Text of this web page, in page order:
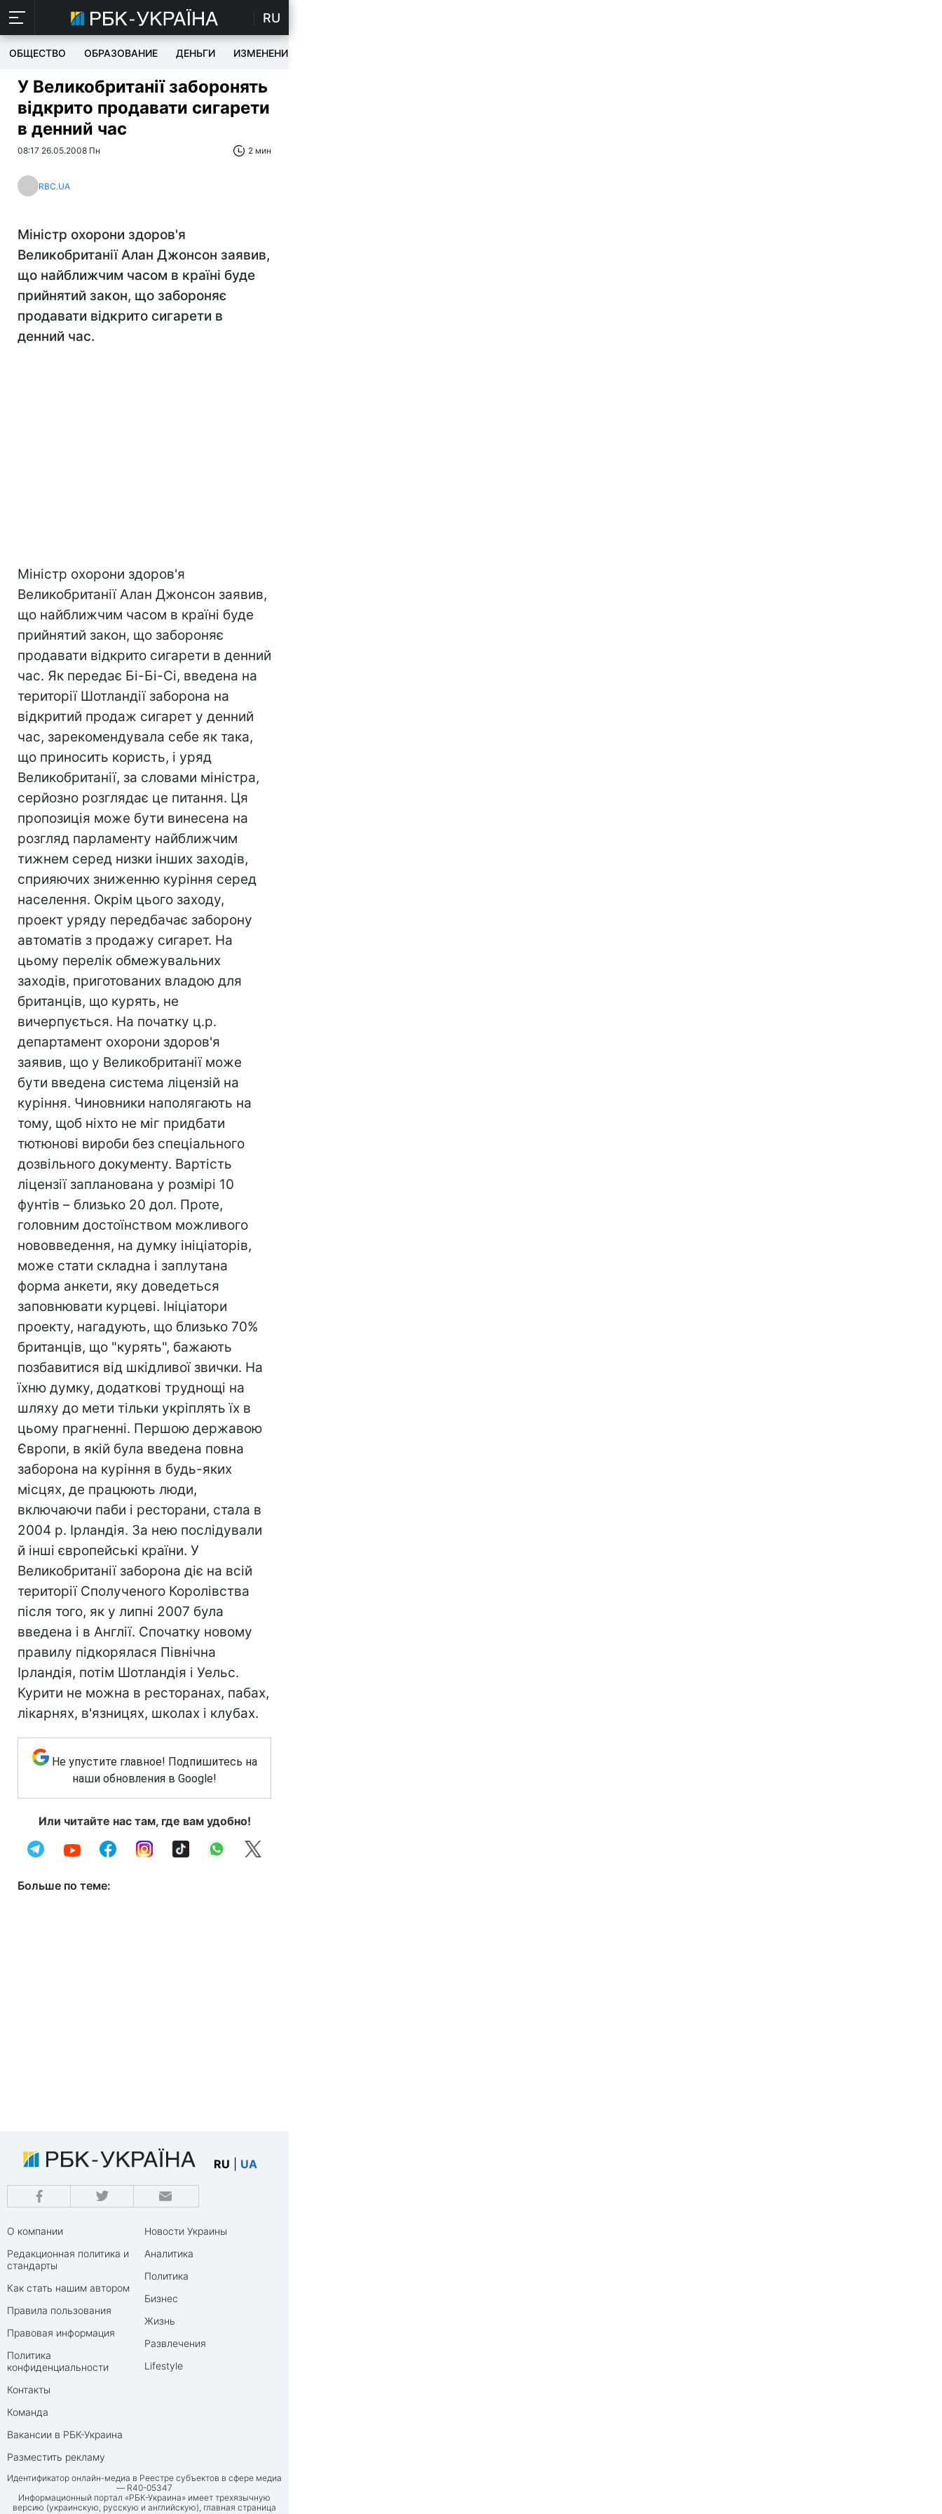
RU
ОБЩЕСТВО ОБРАЗОВАНИЕ ДЕНЬГИ ИЗМЕНЕНИЯ
У Великобританії заборонять
відкрито продавати сигарети
в денний час
08:17 26.05.2008 Пн 2 мин
RBC.UA
Міністр охорони здоров'я
Великобританії Алан Джонсон заявив,
що найближчим часом в країні буде
прийнятий закон, що забороняє
продавати відкрито сигарети в
денний час.
Міністр охорони здоров'я
Великобританії Алан Джонсон заявив,
що найближчим часом в країні буде
прийнятий закон, що забороняє
продавати відкрито сигарети в денний
час. Як передає Бі-Бі-Сі, введена на
території Шотландії заборона на
відкритий продаж сигарет у денний
час, зарекомендувала себе як така,
що приносить користь, і уряд
Великобританії, за словами міністра,
серйозно розглядає це питання. Ця
пропозиція може бути винесена на
розгляд парламенту найближчим
тижнем серед низки інших заходів,
сприяючих зниженню куріння серед
населення. Окрім цього заходу,
проект уряду передбачає заборону
автоматів з продажу сигарет. На
цьому перелік обмежувальних
заходів, приготованих владою для
британців, що курять, не
вичерпується. На початку ц.р.
департамент охорони здоров'я
заявив, що у Великобританії може
бути введена система ліцензій на
куріння. Чиновники наполягають на
тому, щоб ніхто не міг придбати
тютюнові вироби без спеціального
дозвільного документу. Вартість
ліцензії запланована у розмірі 10
фунтів – близько 20 дол. Проте,
головним достоїнством можливого
нововведення, на думку ініціаторів,
може стати складна і заплутана
форма анкети, яку доведеться
заповнювати курцеві. Ініціатори
проекту, нагадують, що близько 70%
британців, що "курять", бажають
позбавитися від шкідливої звички. На
їхню думку, додаткові труднощі на
шляху до мети тільки укріплять їх в
цьому прагненні. Першою державою
Європи, в якій була введена повна
заборона на куріння в будь-яких
місцях, де працюють люди,
включаючи паби і ресторани, стала в
2004 р. Ірландія. За нею послідували
й інші європейські країни. У
Великобританії заборона діє на всій
території Сполученого Королівства
після того, як у липні 2007 була
введена і в Англії. Спочатку новому
правилу підкорялася Північна
Ірландія, потім Шотландія і Уельс.
Курити не можна в ресторанах, пабах,
лікарнях, в'язницях, школах і клубах.
Не упустите главное! Подпишитесь на
наши обновления в Google!
Или читайте нас там, где вам удобно!
Больше по теме:
RU UA
О компании
Редакционная политика и
стандарты
Как стать нашим автором
Правила пользования
Правовая информация
Политика
конфиденциальности
Контакты
Команда
Вакансии в РБК-Украина
Разместить рекламу
Новости Украины
Аналитика
Политика
Бизнес
Жизнь
Развлечения
Lifestyle
Идентификатор онлайн-медиа в Реестре субъектов в сфере медиа
— R40-05347
Информационный портал «РБК-Украина» имеет трехязычную
версию (украинскую, русскую и английскую), главная страница